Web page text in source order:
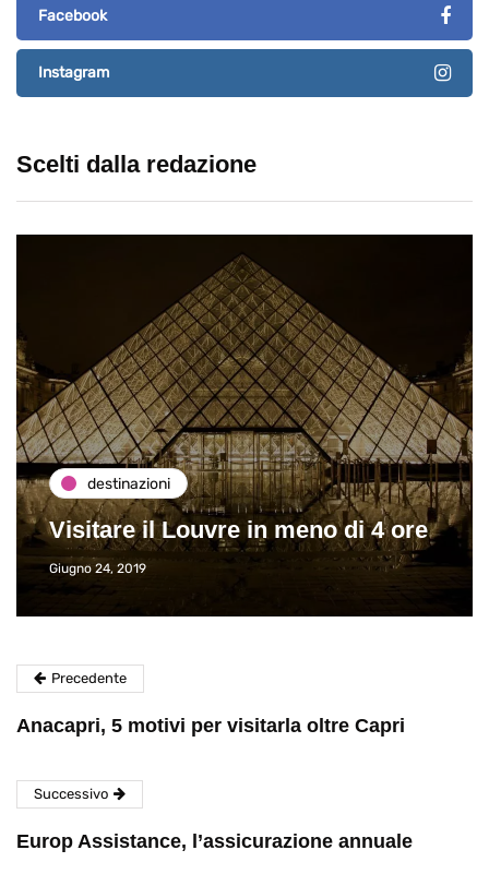
Facebook
Instagram
Scelti dalla redazione
destinazioni
Visitare il Louvre in meno di 4 ore
Giugno 24, 2019
Precedente
Anacapri, 5 motivi per visitarla oltre Capri
Successivo
Europ Assistance, l’assicurazione annuale